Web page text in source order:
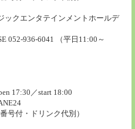
クエンタテインメントホールデ
052-936-6041 （平日11:00～
17:30／start 18:00
付・ドリンク代別）